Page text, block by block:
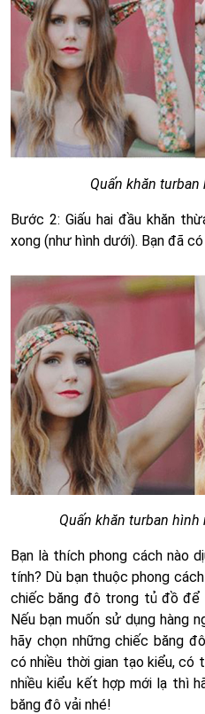
Quấn khăn
Bước 2: Giấu hai đầu khăn
xong (như hình dưới). Bạn đã
Quấn khăn turban
Bạn là thích phong cách nào
tính? Dù bạn thuộc phong
chiếc băng đô trong tủ đồ để
Nếu bạn muốn sử dụng hàng
hãy chọn những chiếc băng
có nhiều thời gian tạo kiểu, có
nhiều kiểu kết hợp mới lạ thì
băng đô vải nhé!